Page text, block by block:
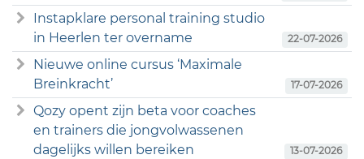
Instapklare personal training studio
in Heerlen ter overname
22-07-2026
Nieuwe online cursus ‘Maximale
Breinkracht’
17-07-2026
Qozy opent zijn beta voor coaches
en trainers die jongvolwassenen
dagelijks willen bereiken
13-07-2026